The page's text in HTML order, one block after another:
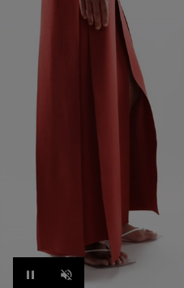
Pause Unmute